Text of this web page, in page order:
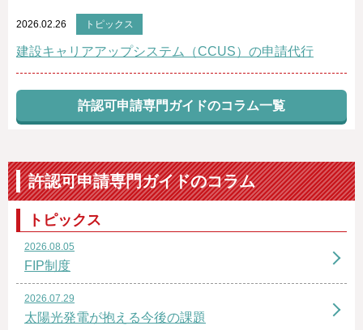
2026.02.26 トピックス
建設キャリアアップシステム（CCUS）の申請代行
許認可申請専門ガイドのコラム一覧
許認可申請専門ガイドのコラム
トピックス
2026.08.05
FIP制度
2026.07.29
太陽光発電が抱える今後の課題